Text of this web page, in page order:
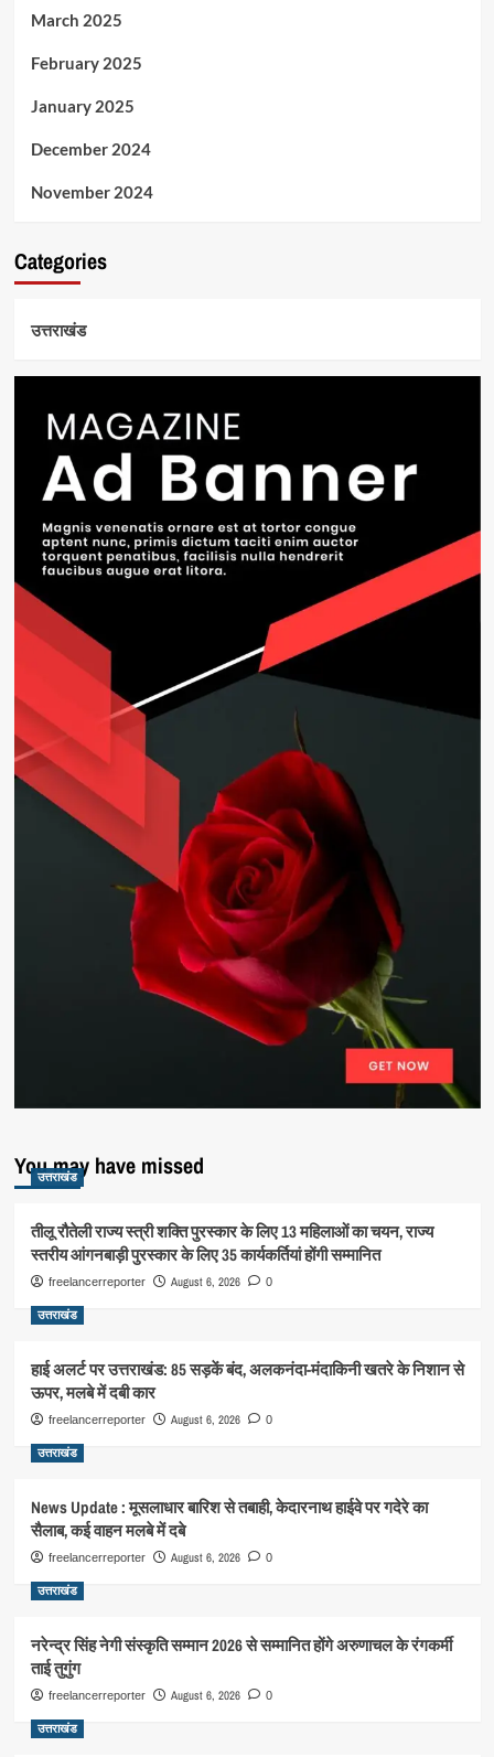
March 2025
February 2025
January 2025
December 2024
November 2024
Categories
उत्तराखंड
You may have missed
उत्तराखंड
तीलू रौतेली राज्य स्त्री शक्ति पुरस्कार के लिए 13 महिलाओं का चयन, राज्य
स्तरीय आंगनबाड़ी पुरस्कार के लिए 35 कार्यकर्तियां होंगी सम्मानित
freelancerreporter August 6, 2026 0
उत्तराखंड
हाई अलर्ट पर उत्तराखंड: 85 सड़कें बंद, अलकनंदा-मंदाकिनी खतरे के निशान से
ऊपर, मलबे में दबी कार
freelancerreporter August 6, 2026 0
उत्तराखंड
News Update : मूसलाधार बारिश से तबाही, केदारनाथ हाईवे पर गदेरे का
सैलाब, कई वाहन मलबे में दबे
freelancerreporter August 6, 2026 0
उत्तराखंड
नरेन्द्र सिंह नेगी संस्कृति सम्मान 2026 से सम्मानित होंगे अरुणाचल के रंगकर्मी
ताई तुगुंग
freelancerreporter August 6, 2026 0
उत्तराखंड